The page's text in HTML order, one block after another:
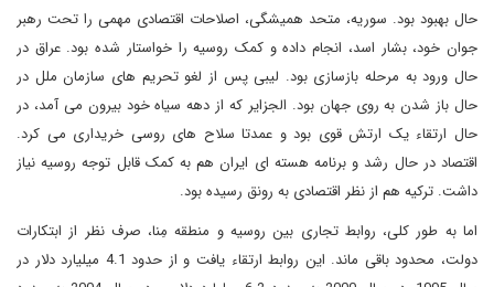
حال بهبود بود. سوریه، متحد همیشگی، اصلاحات اقتصادی مهمی را تحت رهبر
جوان خود، بشار اسد، انجام داده و کمک روسیه را خواستار شده بود. عراق در
حال ورود به مرحله بازسازی بود. لیبی پس از لغو تحریم های سازمان ملل در
حال باز شدن به روی جهان بود. الجزایر که از دهه سیاه خود بیرون می آمد، در
حال ارتقاء یک ارتش قوی بود و عمدتا سلاح های روسی خریداری می کرد.
اقتصاد در حال رشد و برنامه هسته ای ایران هم به کمک قابل توجه روسیه نیاز
داشت. ترکیه هم از نظر اقتصادی به رونق رسیده بود.
اما به طور کلی، روابط تجاری بین روسیه و منطقه مِنا، صرف نظر از ابتکارات
دولت، محدود باقی ماند. این روابط ارتقاء یافت و از حدود 4.1 میلیارد دلار در